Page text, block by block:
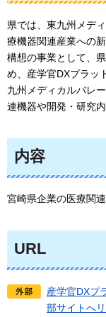
県では、東九州メデ
療機器関連産業への
構想の事業として、
め、産学官DXプラッ
九州メディカルバレ
連機器や開発・研究
内容
宮崎県企業の医療関
URL
産学官DXプ
部サイトへリ